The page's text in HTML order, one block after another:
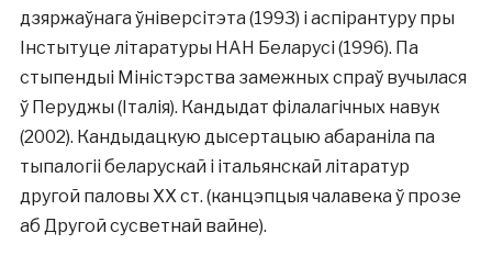
дзяржаўнага ўніверсітэта (1993) і аспірантуру пры
Інстытуце літаратуры НАН Беларусі (1996). Па
стыпендыі Міністэрства замежных спраў вучылася
ў Перуджы (Італія). Кандыдат філалагічных навук
(2002). Кандыдацкую дысертацыю абараніла па
тыпалогіі беларускай і італьянскай літаратур
другой паловы ХХ ст. (канцэпцыя чалавека ў прозе
аб Другой сусветнай вайне).